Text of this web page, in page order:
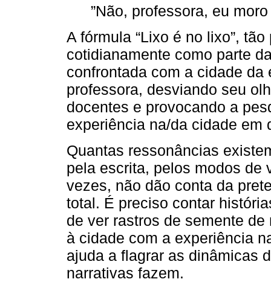
”Não, professora, eu
A fórmula “Lixo é no lixo”,
cotidianamente como parte
confrontada com a cidade
professora, desviando seu
docentes e provocando a
experiência na/da cidade em
Quantas ressonâncias
pela escrita, pelos modos de
vezes, não dão conta da
total. É preciso contar
de ver rastros de semente
à cidade com a experiência
ajuda a flagrar as dinâmicas
narrativas fazem.